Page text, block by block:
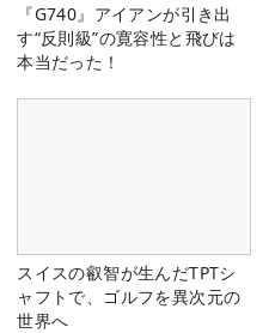
『G740』アイアンが引き出
す“反則級”の寛容性と飛びは
本当だった！
スイスの叡智が生んだTPTシ
ャフトで、ゴルフを異次元の
世界へ